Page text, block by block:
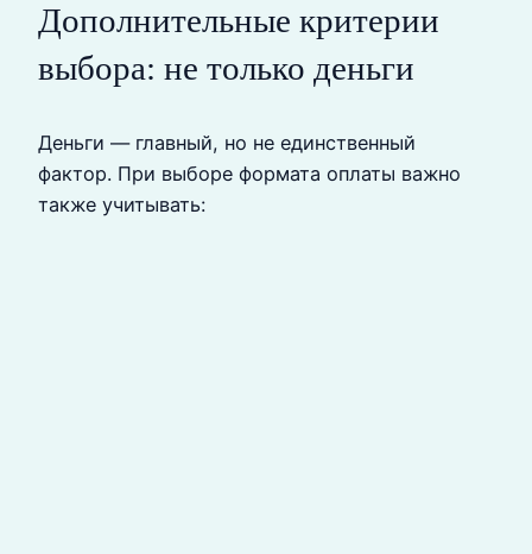
Дополнительные критерии
выбора: не только деньги
Деньги — главный, но не единственный
фактор. При выборе формата оплаты важно
также учитывать: